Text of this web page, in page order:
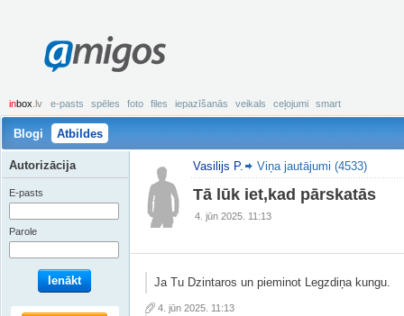
amigos
inbox .lv e-pasts spēles foto files iepazīšanās veikals ceļojumi smart
Blogi Atbildes
Vasilijs P. Viņa jautājumi (4533)
Tā lūk iet,kad pārskatās
4. jūn 2025. 11:13
Ja Tu Dzintaros un pieminot Legzdiņa kungu.
4. jūn 2025. 11:13
Autorizācija
E-pasts
Parole
Ienākt